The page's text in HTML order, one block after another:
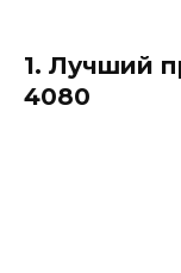
1. Лучший
4080